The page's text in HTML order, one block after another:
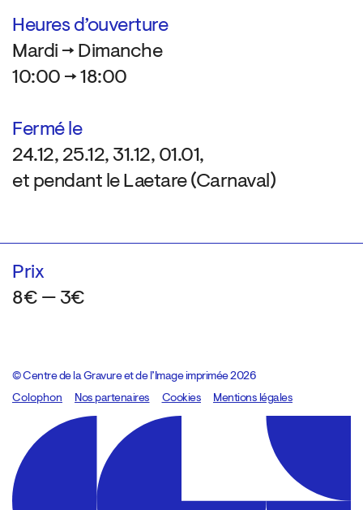
Heures d’ouverture
Mardi → Dimanche
10:00 → 18:00
Fermé le
24.12, 25.12, 31.12, 01.01,
et pendant le Laetare (Carnaval)
Prix
8€ — 3€
© Centre de la Gravure et de l’Image imprimée 2026
Colophon
Design:Marcel Kaczmarek, code:8080.studio
Nos partenaires Cookies Mentions légales